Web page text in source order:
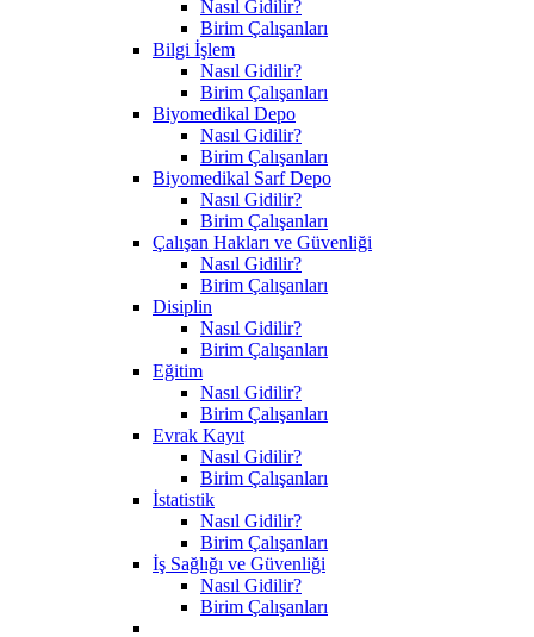
Nasıl Gidilir?
Birim Çalışanları
Bilgi İşlem
Nasıl Gidilir?
Birim Çalışanları
Biyomedikal Depo
Nasıl Gidilir?
Birim Çalışanları
Biyomedikal Sarf Depo
Nasıl Gidilir?
Birim Çalışanları
Çalışan Hakları ve Güvenliği
Nasıl Gidilir?
Birim Çalışanları
Disiplin
Nasıl Gidilir?
Birim Çalışanları
Eğitim
Nasıl Gidilir?
Birim Çalışanları
Evrak Kayıt
Nasıl Gidilir?
Birim Çalışanları
İstatistik
Nasıl Gidilir?
Birim Çalışanları
İş Sağlığı ve Güvenliği
Nasıl Gidilir?
Birim Çalışanları